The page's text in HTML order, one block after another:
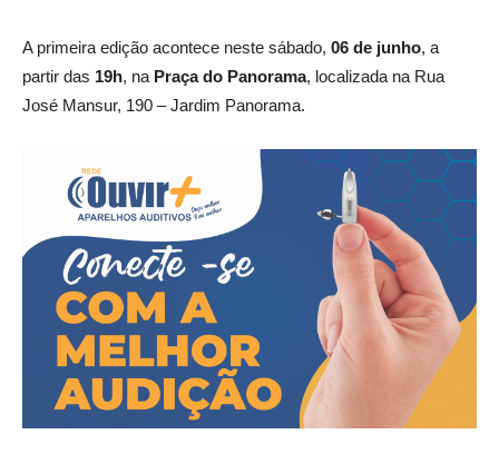
A primeira edição acontece neste sábado, 06 de junho, a
partir das 19h, na Praça do Panorama, localizada na Rua
José Mansur, 190 – Jardim Panorama.